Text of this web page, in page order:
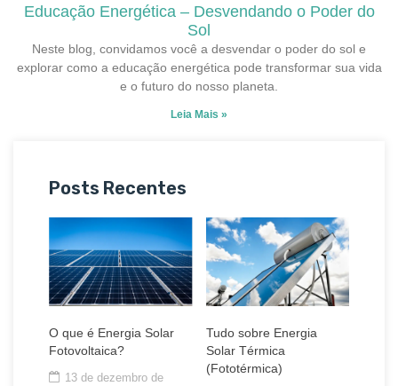
Posts Recentes
O que é Energia Solar
Fotovoltaica?
13 de dezembro de
Tudo sobre Energia
Solar Térmica
(Fototérmica)
Educação Energética – Desvendando o Poder do
Sol
Neste blog, convidamos você a desvendar o poder do sol e
explorar como a educação energética pode transformar sua vida
e o futuro do nosso planeta.
Leia Mais »